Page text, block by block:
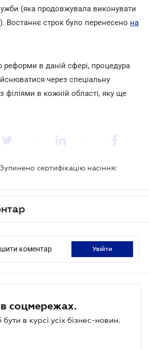
(яка продовжувала виконувати
Востаннє строк було перенесено на
реформи в даній сфері, процедура
через спеціальну
філіями в кожній області, яку ще
Зупинено сертифікацію насіння:
коментар увійти
соцмережах.
в курсі усіх бізнес-новин.